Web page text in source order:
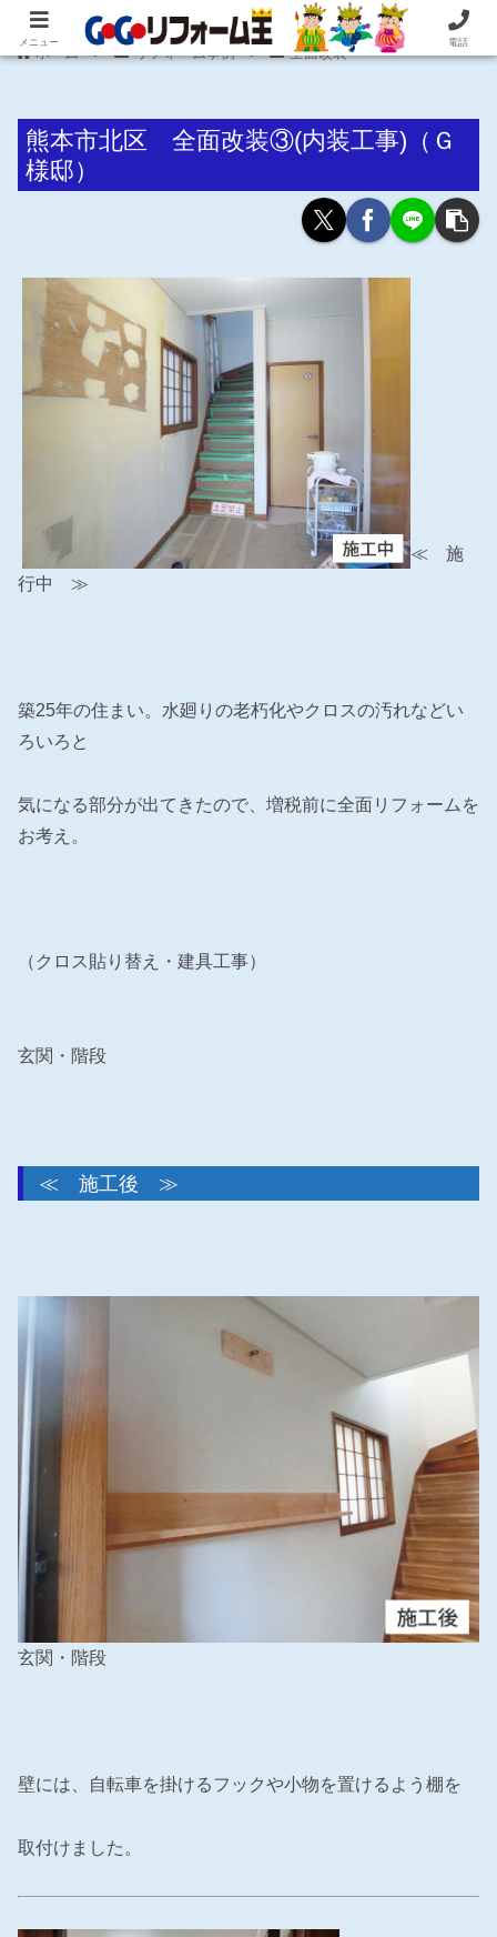
住まいの困ったを即解決！住宅リフォーム専門 株式会社 笠井産業
ホーム リフォーム事例 全面改装
熊本市北区 全面改装③(内装工事)（Ｇ
様邸）
≪ 施
行中 ≫
築25年の住まい。水廻りの老朽化やクロスの汚れなどい
ろいろと
気になる部分が出てきたので、増税前に全面リフォームを
お考え。
（クロス貼り替え・建具工事）
玄関・階段
≪ 施工後 ≫
玄関・階段
壁には、自転車を掛けるフックや小物を置けるよう棚を
取付けました。
メニュー 電話